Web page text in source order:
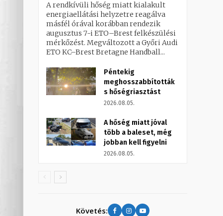
A rendkívüli hőség miatt kialakult
energiaellátási helyzetre reagálva
másfél órával korábban rendezik
augusztus 7-i ETO–Brest felkészülési
mérkőzést. Megváltozott a Győri Audi
ETO KC–Brest Bretagne Handball...
Péntekig
meghosszabbították
s hőségriasztást
2026.08.05.
A hőség miatt jóval
több a baleset, még
jobban kell figyelni
2026.08.05.
Követés: